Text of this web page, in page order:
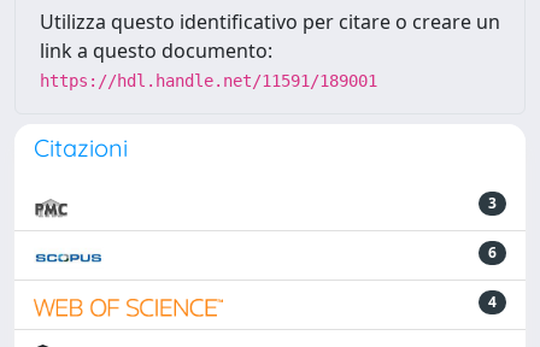
Utilizza questo identificativo per citare o creare un
link a questo documento:
https://hdl.handle.net/11591/189001
Citazioni
3
6
4